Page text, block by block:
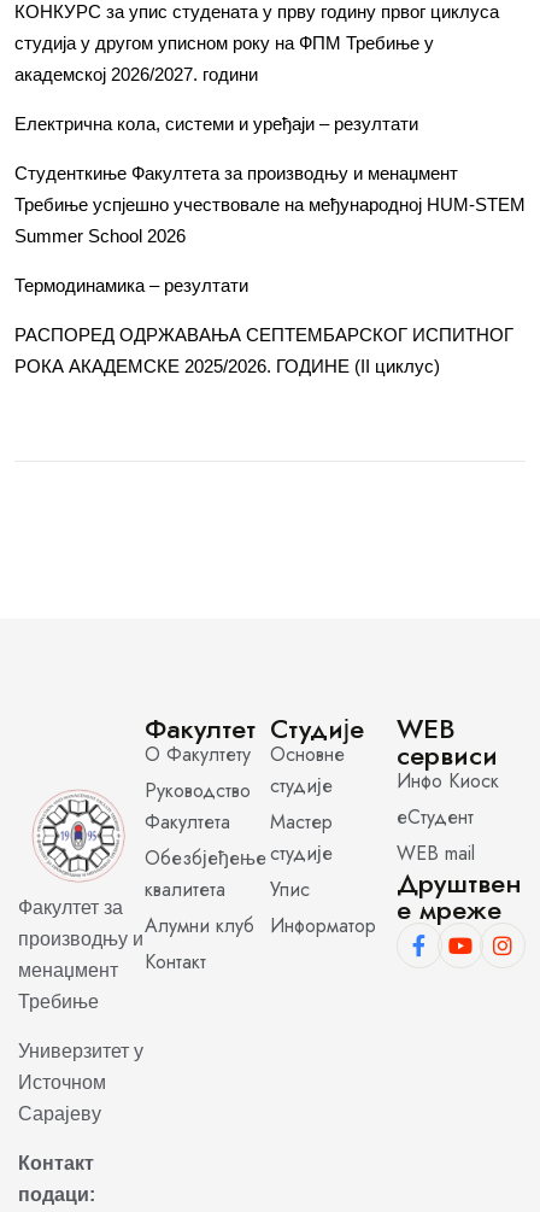
КОНКУРС за упис студената у прву годину првог циклуса
студија у другом уписном року на ФПМ Требиње у
академској 2026/2027. години
Електрична кола, системи и уређаји – резултати
Студенткиње Факултета за производњу и менаџмент
Требиње успјешно учествовале на међународној HUM-STEM
Summer School 2026
Термодинамика – резултати
РАСПОРЕД ОДРЖАВАЊА СЕПТЕМБАРСКОГ ИСПИТНОГ
РОКА АКАДЕМСКЕ 2025/2026. ГОДИНЕ (II циклус)
Факултет за
производњу и
менаџмент
Требиње
Универзитет у
Источном
Сарајеву
Контакт
подаци:
Факултет
О Факултету
Руководство
Факултета
Обезбјеђење
квалитета
Алумни клуб
Контакт
Студије
Основне
студије
Мастер
студије
Упис
Информатор
WEB
сервиси
Инфо Киоск
еСтудент
WEB mail
Друштвен
е мреже